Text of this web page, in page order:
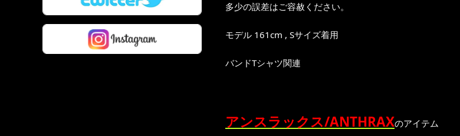
多少の誤差はご容赦ください。
モデル 161cm , Sサイズ着用
バンドTシャツ関連
アンスラックス/ANTHRAXのアイテム